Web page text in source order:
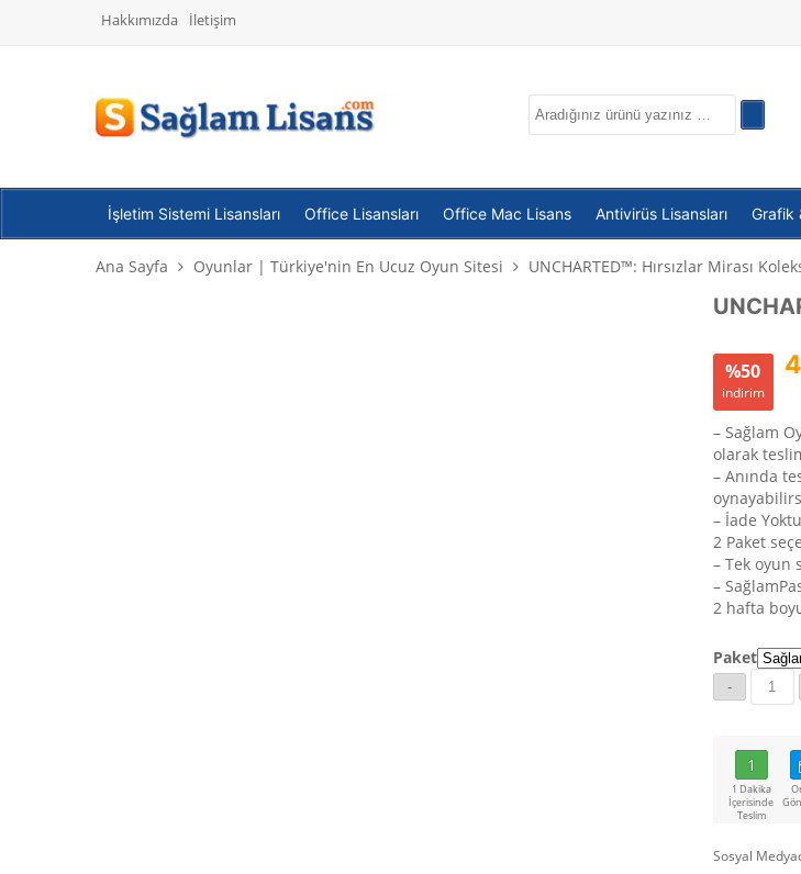
Hakkımızda İletişim
İşletim Sistemi Lisansları Office Lisansları Office Mac Lisans Antivirüs Lisansları Grafik
Ana Sayfa Oyunlar | Türkiye'nin En Ucuz Oyun Sitesi UNCHARTED™: Hırsızlar Mirası
%50
indirim
– Sağlam
olarak
– Anında
– İade
2 Paket
– Tek oyun
–
2 hafta
Paket
1
1 Dakika
İçerisinde
Teslim
Sosyal